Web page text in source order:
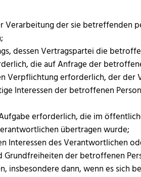
Verarbeitung der sie betreffenden
dessen Vertragspartei die
die auf Anfrage der
Verpflichtung erforderlich, der der
Interessen der betroffenen
erforderlich, die im
übertragen wurde;
Interessen des Verantwortlichen
der betroffenen
insbesondere dann, wenn es sich